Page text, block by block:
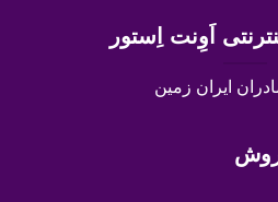
اَوِنت اِستور
ایران زمین